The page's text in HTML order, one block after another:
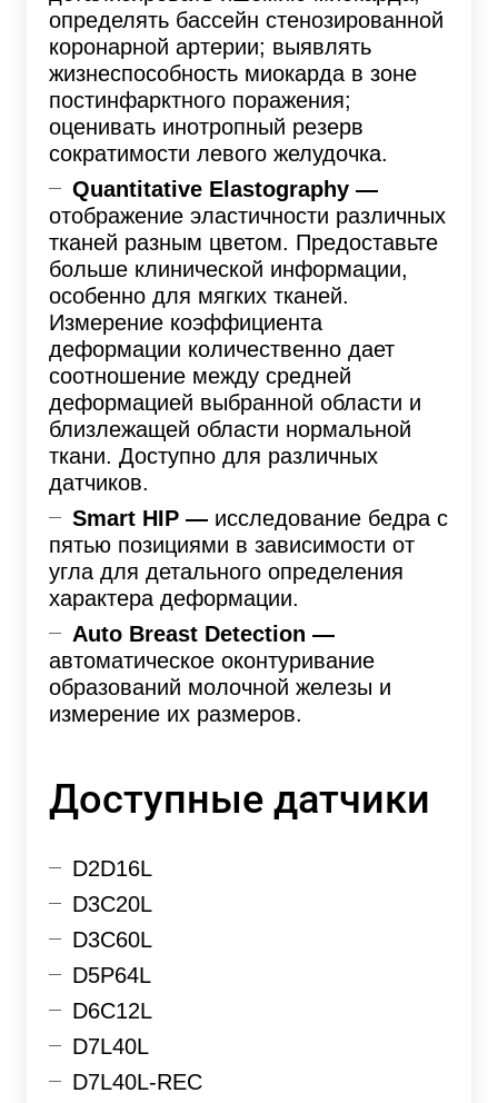
определять бассейн стенозированной
коронарной артерии; выявлять
жизнеспособность миокарда в зоне
постинфарктного поражения;
оценивать инотропный резерв
сократимости левого желудочка.
Quantitative Elastography —
отображение эластичности различных
тканей разным цветом. Предоставьте
больше клинической информации,
особенно для мягких тканей.
Измерение коэффициента
деформации количественно дает
соотношение между средней
деформацией выбранной области и
близлежащей области нормальной
ткани. Доступно для различных
датчиков.
Smart HIP — исследование бедра с
пятью позициями в зависимости от
угла для детального определения
характера деформации.
Auto Breast Detection —
автоматическое оконтуривание
образований молочной железы и
измерение их размеров.
Доступные датчики
D2D16L
D3C20L
D3C60L
D5P64L
D6C12L
D7L40L
D7L40L-REC